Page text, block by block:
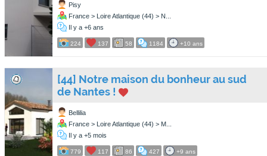
Pisy
France > Loire Atlantique (44) > N...
Il y a +6 ans
224 137 58 1184 +10 ans
[44] Notre maison du bonheur au sud
de Nantes !
Bellilia
France > Loire Atlantique (44) > M...
Il y a +5 mois
779 117 86 427 +9 ans